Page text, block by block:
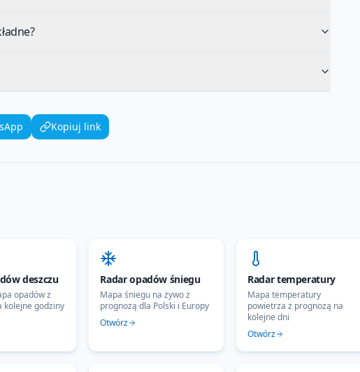
Kopiuj link
deszczu
opadów z
kolejne godziny
Radar opadów śniegu
Mapa śniegu na żywo z
prognozą dla Polski i Europy
Otwórz
Radar temperatury
Mapa temperatury
powietrza z prognozą na
kolejne dni
Otwórz